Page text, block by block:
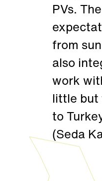
PVs.
from
also
work
little but
to
(Seda